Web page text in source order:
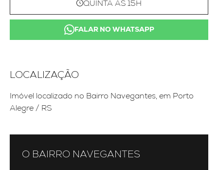
QUINTA ÀS 15H
FALAR NO WHATSAPP
LOCALIZAÇÃO
Imóvel localizado no Bairro Navegantes, em Porto
Alegre / RS
O BAIRRO NAVEGANTES